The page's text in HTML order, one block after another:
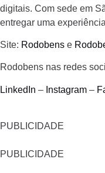
digitais. Com sede em
entregar uma
Site: Rodobens e
Rodobens nas redes
LinkedIn – Instagram –
PUBLICIDADE
PUBLICIDADE